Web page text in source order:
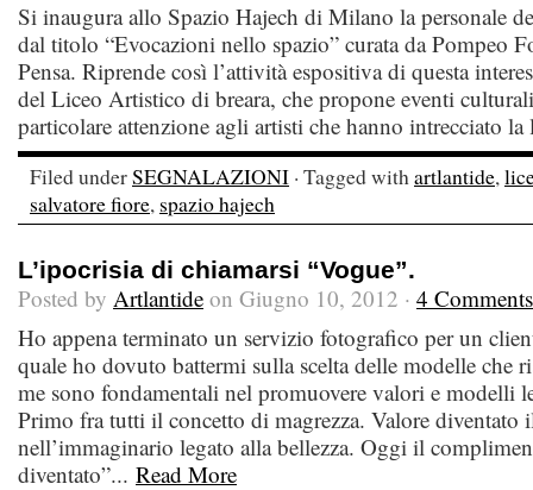
Si inaugura allo Spazio Hajech di Milano la personale
dal titolo “Evocazioni nello spazio” curata da Pompeo
Pensa. Riprende così l’attività espositiva di questa
del Liceo Artistico di breara, che propone eventi
particolare attenzione agli artisti che hanno intrecciato
Filed underSEGNALAZIONI · Tagged withartlantide,
salvatore fiore, spazio hajech
L’ipocrisia di chiamarsi “Vogue”.
Posted by Artlantide on Giugno 10, 2012 · 4 Comments
Ho appena terminato un servizio fotografico per un
quale ho dovuto battermi sulla scelta delle modelle che
me sono fondamentali nel promuovere valori e modelli
Primo fra tutti il concetto di magrezza. Valore diventato
nell’immaginario legato alla bellezza. Oggi il
diventato”... Read More